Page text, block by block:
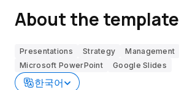
About the template
Presentations Strategy Management
Microsoft PowerPoint
Google Slides
한국어